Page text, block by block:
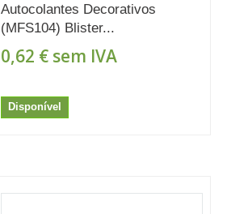
Autocolantes Decorativos
(MFS104) Blister...
0,62 € sem IVA
Disponível